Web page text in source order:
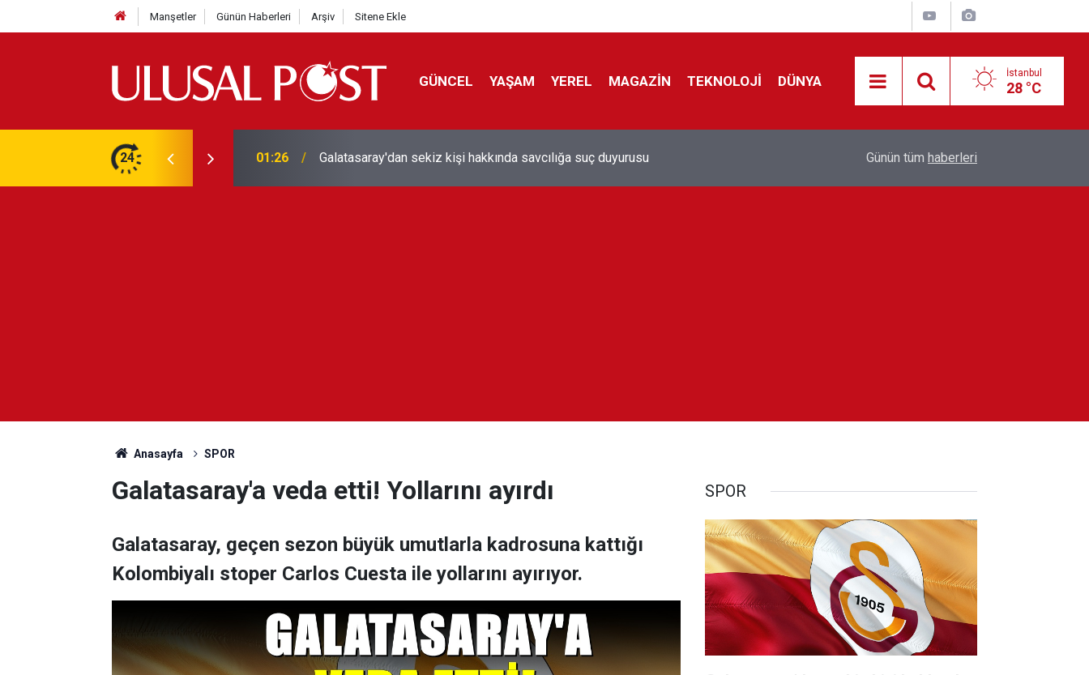
Manşetler Günün Haberleri Arşiv Sitene Ekle
GÜNCEL YAŞAM YEREL MAGAZİN TEKNOLOJİ DÜNYA İstanbul
28 °C
24
en yüksek seviyesine çıktı 01:26 Galatasaray'dan sekiz kişi hakkında savcılığa suç duyurusu
kontrol edecek
Günün tüm haberleri
Anasayfa SPOR
Galatasaray'a veda etti! Yollarını ayırdı
Galatasaray, geçen sezon büyük umutlarla kadrosuna kattığı
Kolombiyalı stoper Carlos Cuesta ile yollarını ayırıyor.
SPOR